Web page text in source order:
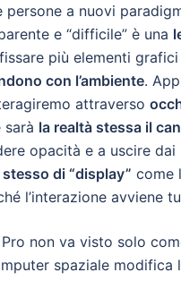
a nuovi
e “difficile” è una
più elementi
con l’ambiente.
attraverso
la realtà stessa il
opacità e a uscire
di “display” come
l’interazione avviene
non va visto solo
spaziale